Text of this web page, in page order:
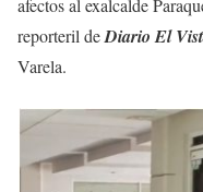
afectos al exalcalde
reporteril deDiario El
Varela.